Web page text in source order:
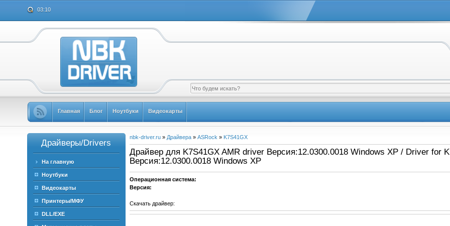
03:10
Главная Блог Ноутбуки Видеокарты
Драйверы/Drivers
На главную
Ноутбуки
Видеокарты
Принтеры/МФУ
DLL/EXE
nbk-driver.ru» Драйвера» ASRock » K7S41GX
Драйвер для K7S41GX AMR driver Версия:12.0300.0018 Windows XP / Driver for
Версия:12.0300.0018 Windows XP
Операционная система:
Версия:
Скачать драйвер: